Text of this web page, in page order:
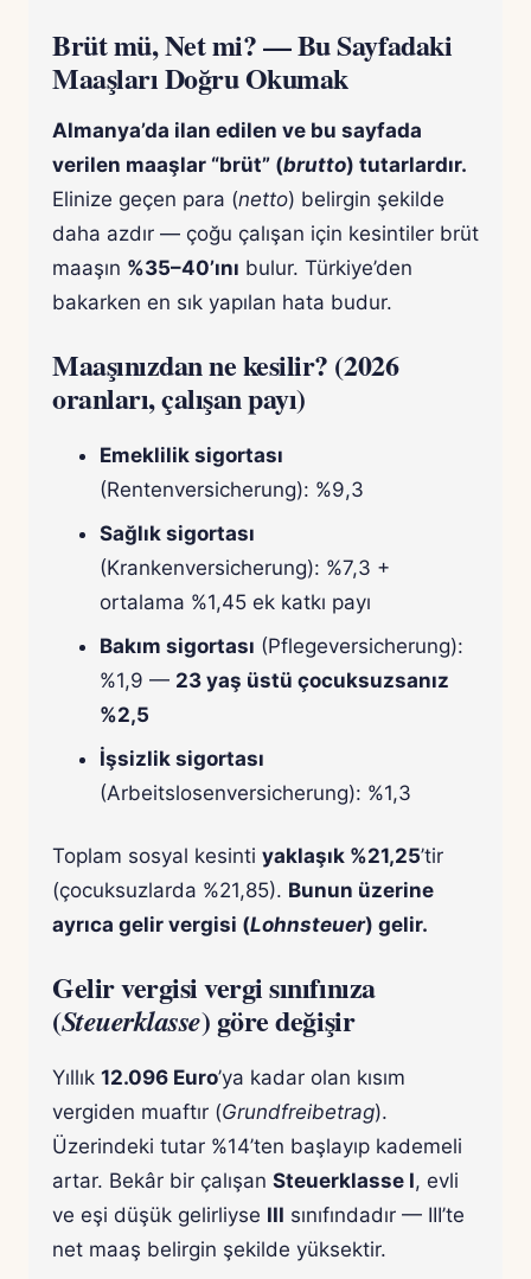
Brüt mü, Net mi? — Bu Sayfadaki
Maaşları Doğru Okumak
Almanya’da ilan edilen ve bu sayfada
verilen maaşlar “brüt” (brutto) tutarlardır.
Elinize geçen para (netto) belirgin şekilde
daha azdır — çoğu çalışan için kesintiler brüt
maaşın %35–40’ını bulur. Türkiye’den
bakarken en sık yapılan hata budur.
Maaşınızdan ne kesilir? (2026
oranları, çalışan payı)
Emeklilik sigortası
(Rentenversicherung): %9,3
Sağlık sigortası
(Krankenversicherung): %7,3 +
ortalama %1,45 ek katkı payı
Bakım sigortası (Pflegeversicherung):
%1,9 — 23 yaş üstü çocuksuzsanız
%2,5
İşsizlik sigortası
(Arbeitslosenversicherung): %1,3
Toplam sosyal kesinti yaklaşık %21,25’tir
(çocuksuzlarda %21,85). Bunun üzerine
ayrıca gelir vergisi (Lohnsteuer) gelir.
Gelir vergisi vergi sınıfınıza
(Steuerklasse) göre değişir
Yıllık 12.096 Euro’ya kadar olan kısım
vergiden muaftır (Grundfreibetrag).
Üzerindeki tutar %14’ten başlayıp kademeli
artar. Bekâr bir çalışan Steuerklasse I, evli
ve eşi düşük gelirliyse III sınıfındadır — III’te
net maaş belirgin şekilde yüksektir.